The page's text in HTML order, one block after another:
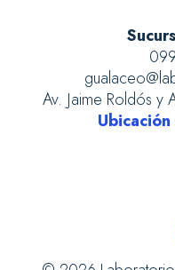
Av. Jaime Roldós y